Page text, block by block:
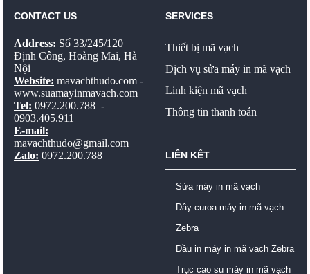
CONTACT US
Address: Số 33/245/120
Định Công, Hoàng Mai, Hà
Nội
Website: mavachthudo.com -
www.suamayinmavach.com
Tel: 0972.200.788 -
0903.405.911
E-mail:
mavachthudo@gmail.com
Zalo: 0972.200.788
SERVICES
Thiết bị mã vạch
Dịch vụ sửa máy in mã vạch
Linh kiện mã vạch
Thông tin thanh toán
LIÊN KẾT
Sửa máy in mã vạch
Dây curoa máy in mã vạch
Zebra
Đầu in máy in mã vạch Zebra
Trục cao su máy in mã vạch